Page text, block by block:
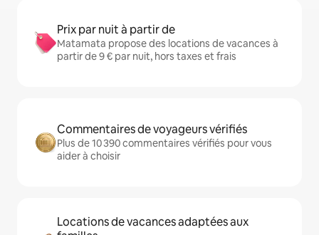
Prix par nuit à partir de
Matamata propose des locations de vacances à
partir de 9 € par nuit, hors taxes et frais
Commentaires de voyageurs vérifiés
Plus de 10 390 commentaires vérifiés pour vous
aider à choisir
Locations de vacances adaptées aux